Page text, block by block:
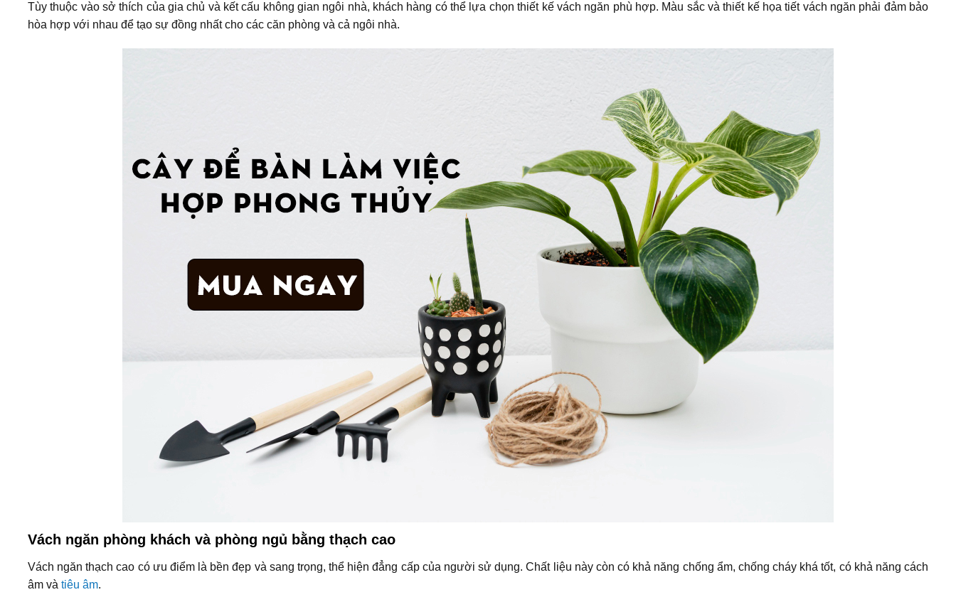
Tùy thuộc vào sở thích của gia chủ và kết cấu không gian ngôi nhà, khách hàng có thể lựa chọn thiết kế vách ngăn phù hợp. Màu sắc và thiết kế họa tiết vách ngăn phải đảm bảo
hòa hợp với nhau để tạo sự đồng nhất cho các căn phòng và cả ngôi nhà.
Vách ngăn phòng khách và phòng ngủ bằng thạch cao
Vách ngăn thạch cao có ưu điểm là bền đẹp và sang trọng, thể hiện đẳng cấp của người sử dụng. Chất liệu này còn có khả năng chống ẩm, chống cháy khá tốt, có khả năng cách
âm và tiêu âm.